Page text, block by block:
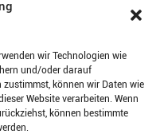
wir Technologien wie
und/oder darauf
zustimmst, können wir Daten wie
Website verarbeiten. Wenn
können bestimmte